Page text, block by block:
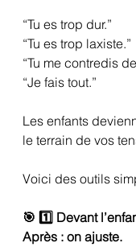
“Tu es trop dur.”
“Tu es trop laxiste.”
“Tu me contredis
“Je fais tout.”
Les enfants
le terrain de vos
Voici des outils
🎯 1️⃣ Devant
Après : on ajuste.